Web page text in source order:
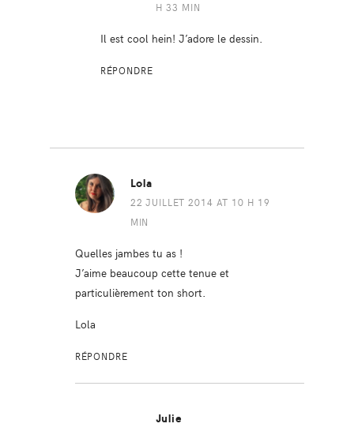
H 33 MIN
Il est cool hein! J’adore le dessin.
RÉPONDRE
Lola
22 JUILLET 2014 AT 10 H 19
MIN
Quelles jambes tu as !
J’aime beaucoup cette tenue et
particulièrement ton short.
Lola
RÉPONDRE
Julie